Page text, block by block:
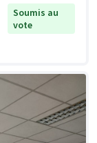
Soumis au
vote